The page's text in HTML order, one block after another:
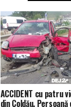
ACCIDENT cu patru
din Coldău.